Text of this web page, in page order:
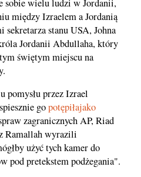
sobie wielu ludzi w Jordanii,
między Izraelem a Jordanią
stanu USA, Johna
Jordanii Abdullaha, który
świętym miejscu na
pomysłu przez Izrael
gopotępiłajako
zagranicznych AP, Riad
Ramallah wyrazili
użyć tych kamer do
pod pretekstem podżegania".